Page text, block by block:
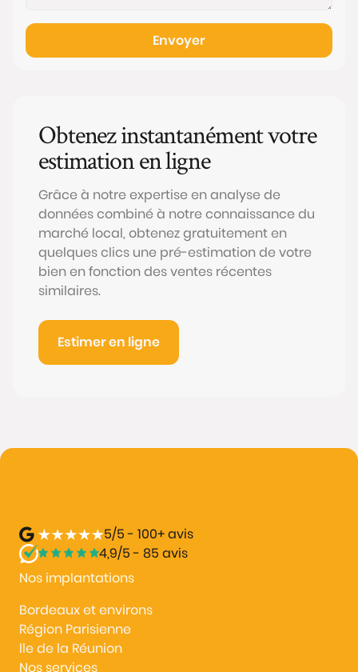
Envoyer
Obtenez instantanément votre
estimation en ligne
Grâce à notre expertise en analyse de
données combiné à notre connaissance du
marché local, obtenez gratuitement en
quelques clics une pré-estimation de votre
bien en fonction des ventes récentes
similaires.
Estimer en ligne
5/5 - 100+ avis
4,9/5 - 85 avis
Nos implantations
Bordeaux et environs
Région Parisienne
lle de la Réunion
Nos services